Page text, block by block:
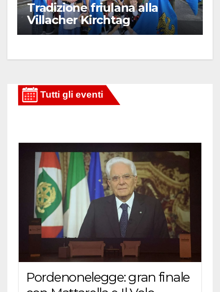
Tradizione friulana alla
Villacher Kirchtag
Pordenonelegge: gran finale